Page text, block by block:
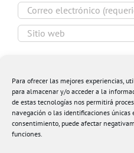
Para ofrecer las mejores experiencias,
para almacenar y/o acceder a la
de estas tecnologías nos permitirá
navegación o las identificaciones
consentimiento, puede afectar
funciones.
navegador para la próxima